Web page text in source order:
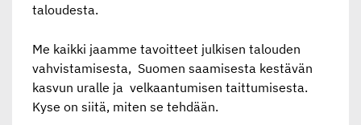
taloudesta.
Me kaikki jaamme tavoitteet julkisen talouden
vahvistamisesta, Suomen saamisesta kestävän
kasvun uralle ja velkaantumisen taittumisesta.
Kyse on siitä, miten se tehdään.